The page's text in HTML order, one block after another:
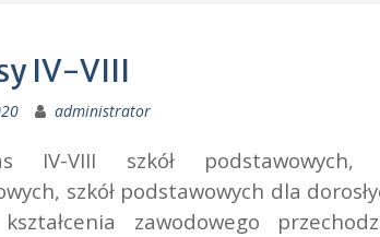
IV-VIII
administrator
IV-VIII szkół
szkół podstawowych dla
zawodowego